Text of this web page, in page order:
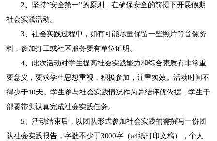
2、坚持“安全第一”的原则，在确保安全的前提下开展假期
社会实践活动。
3、社会实践过程中，如有可能尽量保留一些照片等音像资
料，参加打工或社区服务要有单位证明。
4、此次活动对学生提高社会实践能力和综合素质有非常重
要意义，要求学生思想重视，积极参加，注重实效。活动时间不
得少于10天。学生参与社会实践情况作为总结评优依据，学生干
部要带头认真完成社会实践任务。
5、活动结束后，以团队形式参加社会实践的需撰写一份团
队社会实践报告，字数不少于3000字（a4纸打印文稿），个人